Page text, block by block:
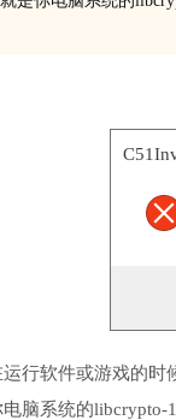
行软件或游戏的
脑系统的